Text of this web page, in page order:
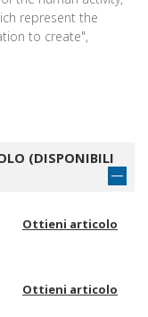
represent the
to create",
(DISPONIBILI
Ottieni articolo
Ottieni articolo